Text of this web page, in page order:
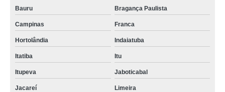
Bauru Bragança Paulista
Campinas Franca
Hortolândia Indaiatuba
Itatiba Itu
Itupeva Jaboticabal
Jacareí Limeira